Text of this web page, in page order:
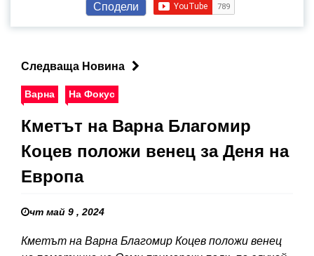
Сподели
Следваща Новина
Варна На Фокус
Кметът на Варна Благомир
Коцев положи венец за Деня на
Европа
чт май 9 , 2024
Кметът на Варна Благомир Коцев положи венец